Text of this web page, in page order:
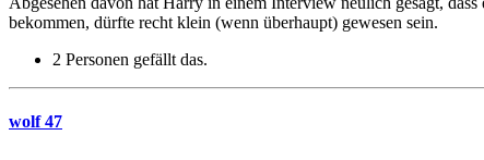
bekommen, dürfte recht klein (wenn überhaupt) gewesen sein.
2 Personen gefällt das.
wolf 47